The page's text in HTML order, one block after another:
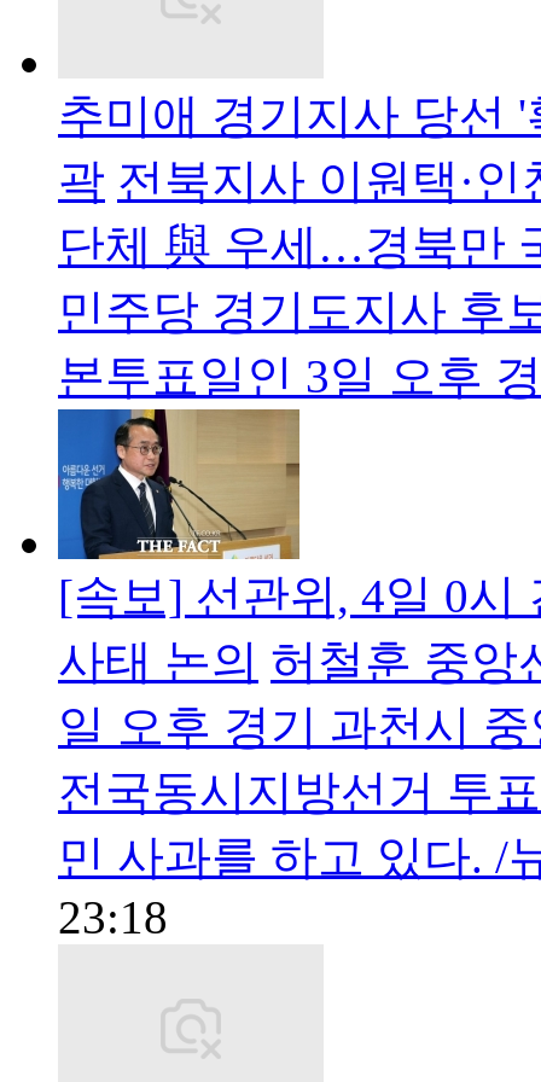
추미애 경기지사 당선
곽 전북지사 이원택·
단체 與 우세…경북만
민주당 경기도지사 후
본투표일인 3일 오후
[속보] 선관위, 4일 0
사태 논의 허철훈 중앙
일 오후 경기 과천시
전국동시지방선거 투
민 사과를 하고 있다. /
23:18